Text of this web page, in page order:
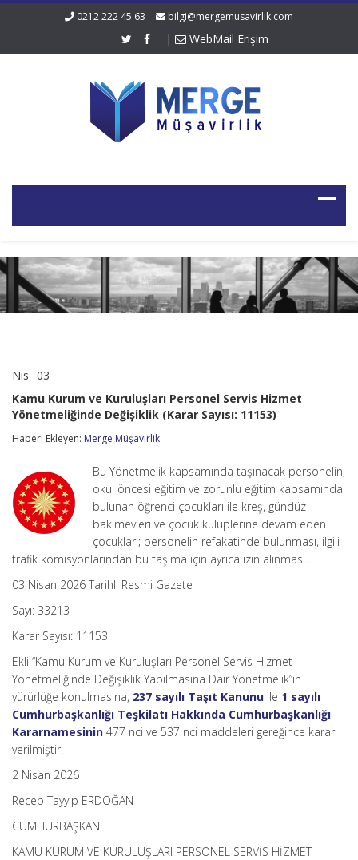
0212 222 45 63 bilgi@mergemusavirlik.com
| WebMail Erişim
Nis 03
ve
Kuruluşları
Servis
Yönetmeliğinde
Değişiklik
(Karar
Sayısı:
11153)
Kamu Kurum ve Kuruluşları Personel Servis Hizmet
Yönetmeliğinde Değişiklik (Karar Sayısı: 11153)
Haberi Ekleyen: Merge Müşavirlik
Bu Yönetmelik kapsamında taşınacak personelin,
okul öncesi eğitim ve zorunlu eğitim kapsamında
bulunan öğrenci çocukları ile kreş, gündüz
bakımevleri ve çocuk kulüplerine devam eden
çocukları; personelin refakatinde bulunması, ilgili
trafik komisyonlarından bu taşıma için ayrıca izin alınması…
03 Nisan 2026 Tarihli Resmi Gazete
Sayı: 33213
Karar Sayısı: 11153
Ekli “Kamu Kurum ve Kuruluşları Personel Servis Hizmet
Yönetmeliğinde Değişiklik Yapılmasına Dair Yönetmelik”in
yürürlüğe konulmasına, 237 sayılı Taşıt Kanunu ile 1 sayılı
Cumhurbaşkanlığı Teşkilatı Hakkında Cumhurbaşkanlığı
Kararnamesinin 477 nci ve 537 nci maddeleri gereğince karar
verilmiştir.
2 Nisan 2026
Recep Tayyip ERDOĞAN
CUMHURBAŞKANI
KAMU KURUM VE KURULUŞLARI PERSONEL SERVİS HİZMET